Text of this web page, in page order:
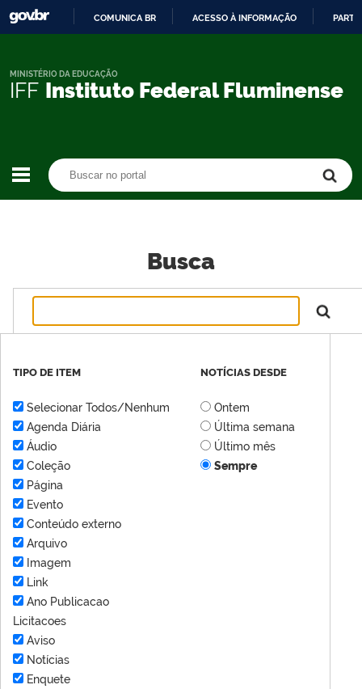
CONTEÚDO
COMUNICA BR ACESSO À INFORMAÇÃO
IFF Instituto Federal Fluminense
MINISTÉRIO DA EDUCAÇÃO
Busca
TIPO DE ITEM
Selecionar Todos/Nenhum
Agenda Diária
Áudio
Coleção
Página
Evento
Conteúdo externo
Arquivo
Imagem
Link
Ano Publicacao
Licitacoes
Aviso
Notícias
Enquete
NOTÍCIAS DESDE
Ontem
Última semana
Último mês
Sempre